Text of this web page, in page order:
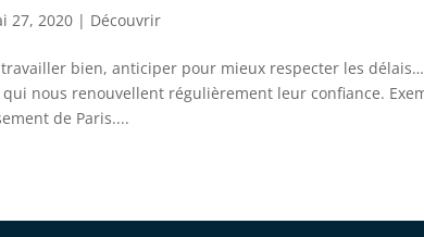
27, 2020 | Découvrir
bien, anticiper pour mieux respecter les
nous renouvellent régulièrement leur confiance.
de Paris....